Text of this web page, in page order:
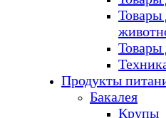
Товары
Товары
Продукты
Бакалея
Крупы